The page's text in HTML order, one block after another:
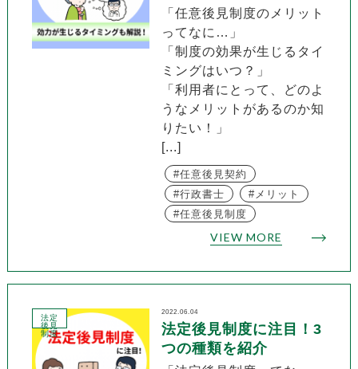
「任意後見制度のメリット
ってなに…」
「制度の効果が生じるタイ
ミングはいつ？」
「利用者にとって、どのよ
うなメリットがあるのか知
りたい！」
[...]
任意後見契約
行政書士
メリット
任意後見制度
VIEW MORE
法定
後見
制度
2022.06.04
法定後見制度に注目！3
つの種類を紹介